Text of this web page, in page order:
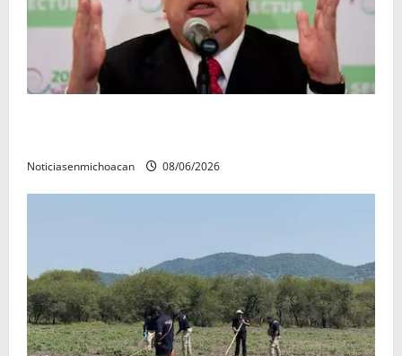
Noticiasenmichoacan 08/06/2026